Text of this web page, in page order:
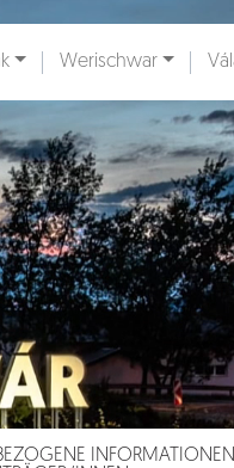
Werischwar
INFORMATIONEN